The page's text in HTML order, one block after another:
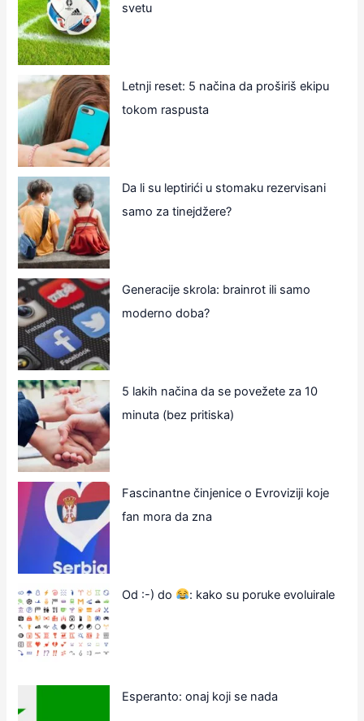
svetu
Letnji reset: 5 načina da proširiš ekipu
tokom raspusta
Da li su leptirići u stomaku rezervisani
samo za tinejdžere?
Generacije skrola: brainrot ili samo
moderno doba?
5 lakih načina da se povežete za 10
minuta (bez pritiska)
Fascinantne činjenice o Evroviziji koje
fan mora da zna
Od :-) do : kako su poruke evoluirale
Esperanto: onaj koji se nada